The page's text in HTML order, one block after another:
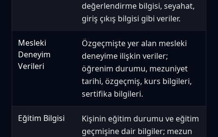
değerlendirme bilgisi, seyahat,
giriş çıkış bilgisi gibi veriler.
Mesleki
Deneyim
Verileri
Özgeçmişte yer alan mesleki
deneyime ilişkin veriler;
öğrenim durumu, mezuniyet
tarihi, özgeçmiş, kurs bilgileri,
sertifika bilgileri.
Eğitim Bilgisi
Kişinin eğitim durumu ve eğitim
geçmişine dair bilgiler; mezun